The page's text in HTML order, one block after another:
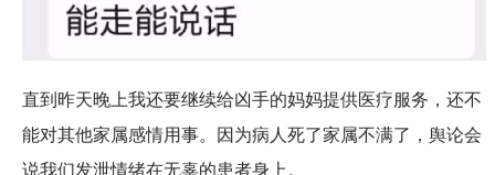
直到昨天晚上我还要继续给凶手的妈妈提供医疗服务，还不
能对其他家属感情用事。因为病人死了家属不满了，舆论会
说我们发泄情绪在无辜的患者身上。